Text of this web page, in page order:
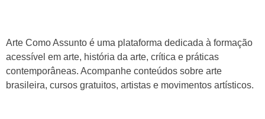
Arte Como Assunto é uma plataforma dedicada à formação
acessível em arte, história da arte, crítica e práticas
contemporâneas. Acompanhe conteúdos sobre arte
brasileira, cursos gratuitos, artistas e movimentos artísticos.